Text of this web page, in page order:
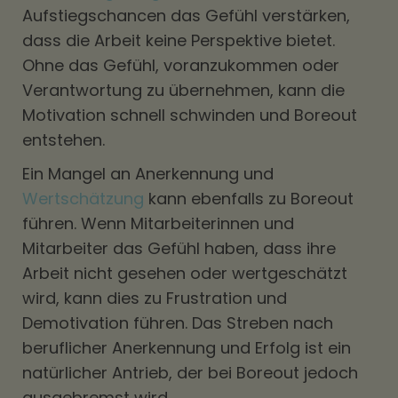
Aufstiegschancen das Gefühl verstärken,
dass die Arbeit keine Perspektive bietet.
Ohne das Gefühl, voranzukommen oder
Verantwortung zu übernehmen, kann die
Motivation schnell schwinden und Boreout
entstehen.
Ein Mangel an Anerkennung und
Wertschätzung kann ebenfalls zu Boreout
führen. Wenn Mitarbeiterinnen und
Mitarbeiter das Gefühl haben, dass ihre
Arbeit nicht gesehen oder wertgeschätzt
wird, kann dies zu Frustration und
Demotivation führen. Das Streben nach
beruflicher Anerkennung und Erfolg ist ein
natürlicher Antrieb, der bei Boreout jedoch